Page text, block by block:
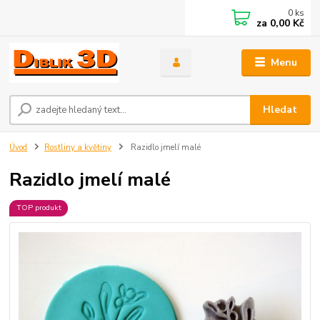
Menu
Hledat
0 ks
za 0,00 Kč
Úvod Rostliny a květiny Razidlo jmelí malé
Razidlo jmelí malé
TOP produkt